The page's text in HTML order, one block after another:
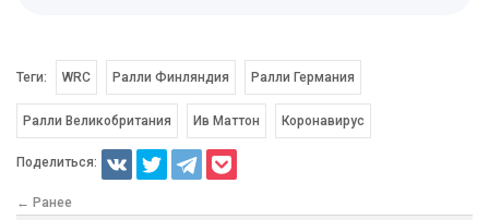
Теги: WRC Ралли Финляндия Ралли Германия
Ралли Великобритания Ив Маттон Коронавирус
Поделиться:
← Ранее